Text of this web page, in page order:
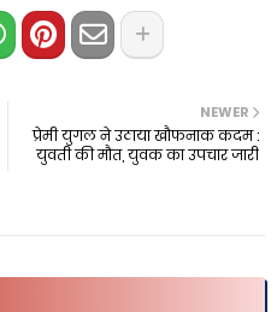
NEWER
प्रेमी युगल ने उठाया खौफनाक कदम :
युवती की मौत, युवक का उपचार जारी